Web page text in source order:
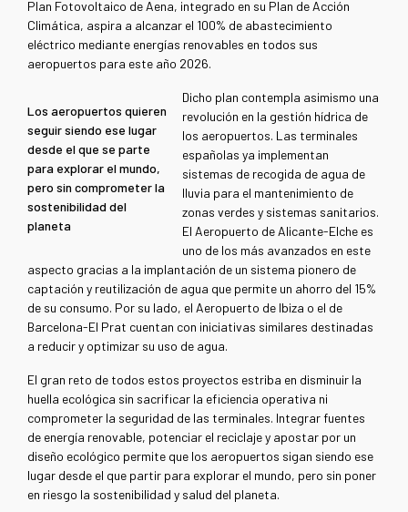
Plan Fotovoltaico de Aena, integrado en su Plan de Acción
Climática, aspira a alcanzar el 100% de abastecimiento
eléctrico mediante energías renovables en todos sus
aeropuertos para este año 2026.
Los aeropuertos quieren
seguir siendo ese lugar
desde el que se parte
para explorar el mundo,
pero sin comprometer la
sostenibilidad del
planeta
Dicho plan contempla asimismo una
revolución en la gestión hídrica de
los aeropuertos. Las terminales
españolas ya implementan
sistemas de recogida de agua de
lluvia para el mantenimiento de
zonas verdes y sistemas sanitarios.
El Aeropuerto de Alicante-Elche es
uno de los más avanzados en este
aspecto gracias a la implantación de un sistema pionero de
captación y reutilización de agua que permite un ahorro del 15%
de su consumo. Por su lado, el Aeropuerto de Ibiza o el de
Barcelona-El Prat cuentan con iniciativas similares destinadas
a reducir y optimizar su uso de agua.
El gran reto de todos estos proyectos estriba en disminuir la
huella ecológica sin sacrificar la eficiencia operativa ni
comprometer la seguridad de las terminales. Integrar fuentes
de energía renovable, potenciar el reciclaje y apostar por un
diseño ecológico permite que los aeropuertos sigan siendo ese
lugar desde el que partir para explorar el mundo, pero sin poner
en riesgo la sostenibilidad y salud del planeta.